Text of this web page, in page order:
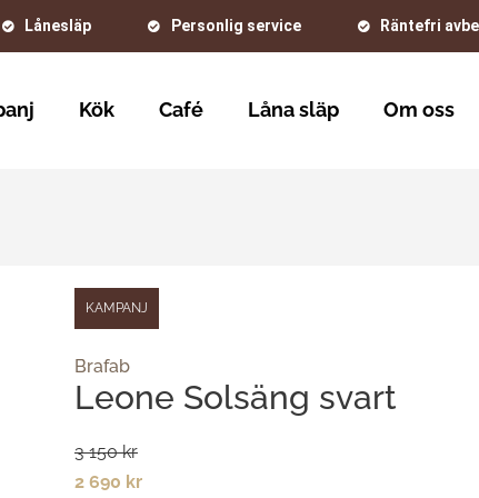
Lånesläp Personlig service Räntefri
Kök Café Låna släp Om oss
KAMPANJ
Brafab
Leone Solsäng svart
3 150 kr
2 690 kr